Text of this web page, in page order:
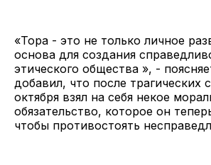
«Тора - это не только личное
основа для создания
этического общества », -
добавил, что после трагических
октября взял на себя некое
обязательство, которое он
чтобы противостоять